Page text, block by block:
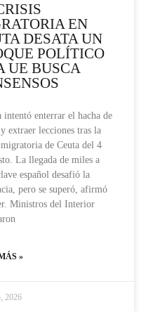
EN
DESATA UN
POLÍTICO
UE BUSCA
intentó enterrar el hacha de
extraer lecciones tras la
de Ceuta del 4
La llegada de miles a
español desafió la
pero se superó, afirmó
Ministros del Interior
»
2026